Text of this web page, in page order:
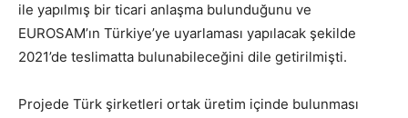
ile yapılmış bir ticari anlaşma bulunduğunu ve
EUROSAM’ın Türkiye’ye uyarlaması yapılacak şekilde
2021’de teslimatta bulunabileceğini dile getirilmişti.
Projede Türk şirketleri ortak üretim içinde bulunması